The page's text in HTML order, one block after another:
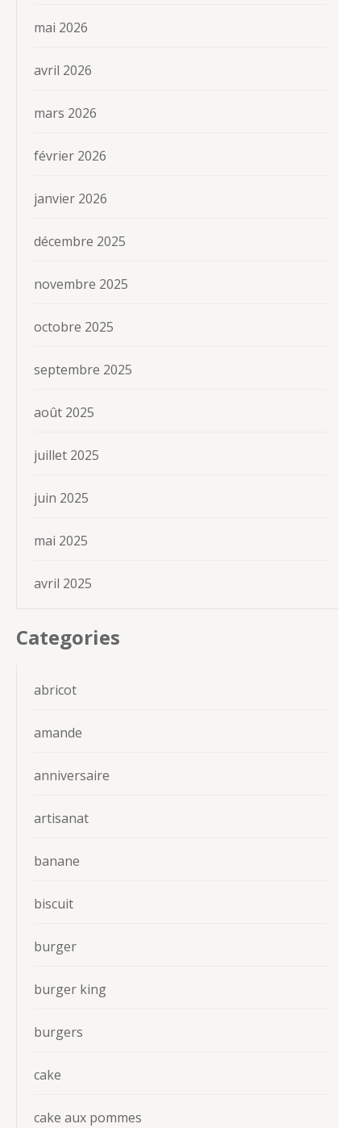
mai 2026
avril 2026
mars 2026
février 2026
janvier 2026
décembre 2025
novembre 2025
octobre 2025
septembre 2025
août 2025
juillet 2025
juin 2025
mai 2025
avril 2025
Categories
abricot
amande
anniversaire
artisanat
banane
biscuit
burger
burger king
burgers
cake
cake aux pommes